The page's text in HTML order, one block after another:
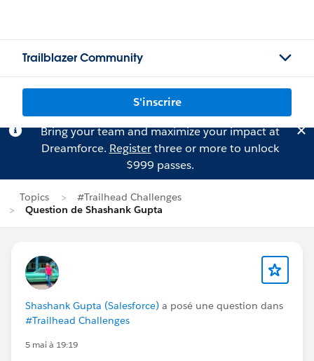
Trailblazer Community
S'inscrire
Bring your team and maximize your impact at
Dreamforce. Registerthree or more to unlock
$999 passes.
Topics
#Trailhead Challenges
Question de Shashank Gupta
Shashank Gupta (Salesforce) a posé une question dans
#Trailhead Challenges
5 mai à 19:19